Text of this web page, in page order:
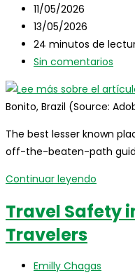
Brazil
travel
la
entrada:
de
la
entrada:
Publicación
de
la
entrada:
11/05/2026
Última
modificación
de
entrada:
13/05/2026
Tiempo
de
24 minutos de
Comentarios
la
entrada:
Sin comentarios
Bonito, Brazil (Source:
The best lesser known
off-the-beaten-path
Continuar leyendo
places
in
Travel Safety
Travelers
Autor
Emilly Chagas